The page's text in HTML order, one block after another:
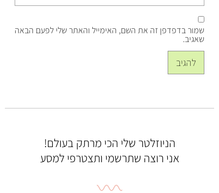
שמור בדפדפן זה את השם, האימייל והאתר שלי לפעם הבאה
שאגיב.
הניוזלטר שלי הכי מרתק בעולם!
אני רוצה שתרשמי ותצטרפי למסע